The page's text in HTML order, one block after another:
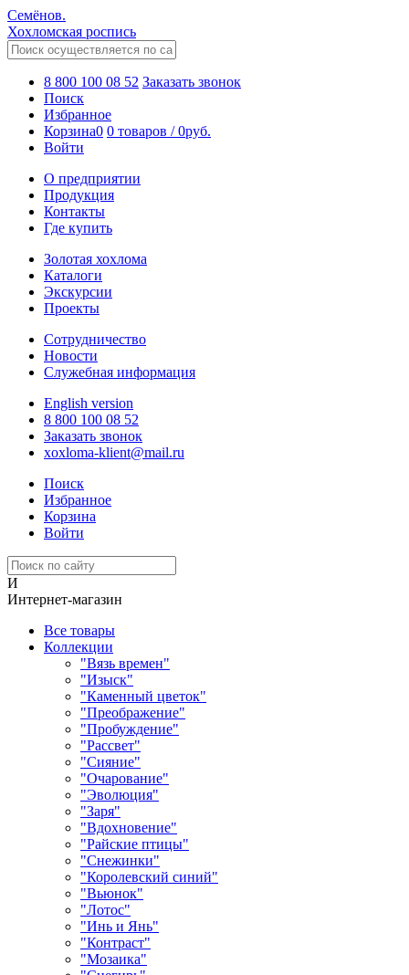
Семёнов.
Хохломская роспись
8 800 100 08 52 Заказать звонок
Поиск
Избранное
Корзина0 0 товаров /0руб.
Войти
О предприятии
Продукция
Контакты
Где купить
Золотая хохлома
Каталоги
Экскурсии
Проекты
Сотрудничество
Новости
Служебная информация
English version
8 800 100 08 52
Заказать звонок
xoxloma-klient@mail.ru
Поиск
Избранное
Корзина
Войти
И
Интернет-магазин
Все товары
Коллекции
"Вязь времен"
"Изыск"
"Каменный цветок"
"Преображение"
"Пробуждение"
"Рассвет"
"Сияние"
"Очарование"
"Эволюция"
"Заря"
"Вдохновение"
"Райские птицы"
"Снежинки"
"Королевский синий"
"Вьюнок"
"Лотос"
"Инь и Янь"
"Контраст"
"Мозаика"